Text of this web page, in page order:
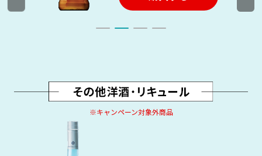
※キャンペーン対象外商品